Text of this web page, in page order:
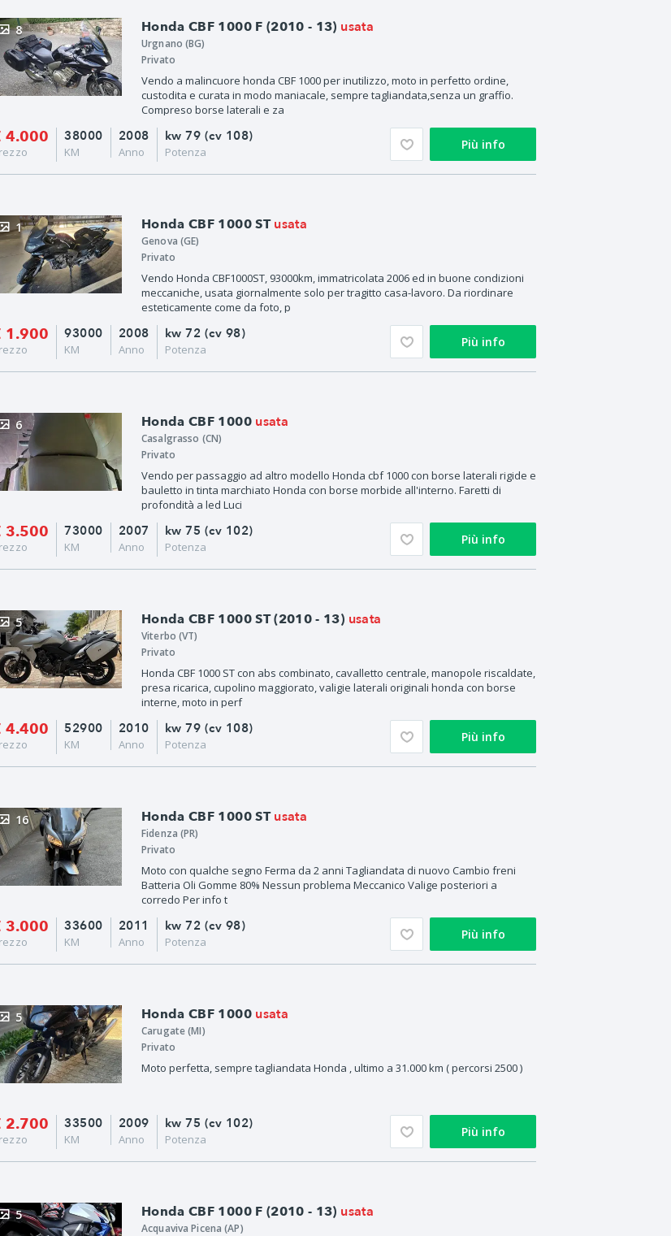
Honda CBF 1000 F (2010 - 13) usata
8
Urgnano (BG)
Privato
Vendo a malincuore honda CBF 1000 per inutilizzo, moto in perfetto ordine,
custodita e curata in modo maniacale, sempre tagliandata,senza un graffio.
Compreso borse laterali e za
4.000 2008
Anno
38000
KM
kw 79 (cv 108)
Potenza Più info
Honda CBF 1000 ST usata
1
Genova (GE)
Privato
Vendo Honda CBF1000ST, 93000km, immatricolata 2006 ed in buone condizioni
meccaniche, usata giornalmente solo per tragitto casa-lavoro. Da riordinare
esteticamente come da foto, p
1.900 2008
Anno
93000
KM
kw 72 (cv 98)
Potenza Più info
Honda CBF 1000 usata
6
Casalgrasso (CN)
Privato
Vendo per passaggio ad altro modello Honda cbf 1000 con borse laterali rigide e
bauletto in tinta marchiato Honda con borse morbide all'interno. Faretti di
profondità a led Luci
3.500 2007
Anno
73000
KM
kw 75 (cv 102)
Potenza Più info
Honda CBF 1000 ST (2010 - 13) usata
5
Viterbo (VT)
Privato
Honda CBF 1000 ST con abs combinato, cavalletto centrale, manopole riscaldate,
presa ricarica, cupolino maggiorato, valigie laterali originali honda con borse
interne, moto in perf
4.400 2010
Anno
52900
KM
kw 79 (cv 108)
Potenza Più info
Honda CBF 1000 ST usata
16
Fidenza (PR)
Privato
Moto con qualche segno Ferma da 2 anni Tagliandata di nuovo Cambio freni
Batteria Oli Gomme 80% Nessun problema Meccanico Valige posteriori a
corredo Per info t
3.000 2011
Anno
33600
KM
kw 72 (cv 98)
Potenza Più info
Honda CBF 1000 usata
5
Carugate (MI)
Privato
Moto perfetta, sempre tagliandata Honda , ultimo a 31.000 km ( percorsi 2500 )
2.700 2009
Anno
33500
KM
kw 75 (cv 102)
Potenza Più info
Honda CBF 1000 F (2010 - 13) usata
5
Acquaviva Picena (AP)